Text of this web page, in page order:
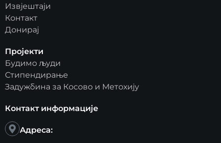
Извјештаји
Контакт
Донирај
Пројекти
Будимо људи
Стипендирање
Задужбина за Косово и Метохију
Контакт информације
Адреса: